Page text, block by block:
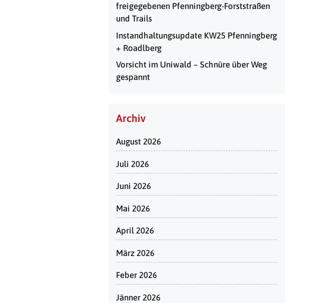
freigegebenen Pfenningberg-Forststraßen
und Trails
Instandhaltungsupdate KW25 Pfenningberg
+ Roadlberg
Vorsicht im Uniwald – Schnüre über Weg
gespannt
Archiv
August 2026
Juli 2026
Juni 2026
Mai 2026
April 2026
März 2026
Feber 2026
Jänner 2026